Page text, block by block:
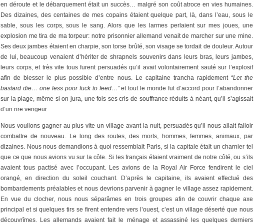
en déroute et le débarquement était un succès… malgré son coût atroce en vies humaines.
Des dizaines, des centaines de mes copains étaient quelque part, là, dans l’eau, sous le
sable, sous les corps, sous le sang. Alors que les larmes perlaient sur mes joues, une
explosion me tira de ma torpeur: notre prisonnier allemand venait de marcher sur une mine.
Ses deux jambes étaient en charpie, son torse brûlé, son visage se tordait de douleur. Autour
de lui, beaucoup venaient d’hériter de shrapnels souvenirs dans leurs bras, leurs jambes,
leurs corps, et très vite tous furent persuadés qu’il avait volontairement sauté sur l’explosif
afin de blesser le plus possible d’entre nous. Le capitaine trancha rapidement “Let the
bastard die… one less poor fuck to feed…”et tout le monde fut d’accord pour l’abandonner
sur la plage, même si on jura, une fois ses cris de souffrance réduits à néant, qu’il s’agissait
d’un rire vengeur.
Nous voulions gagner au plus vite un village avant la nuit, persuadés qu’il nous allait falloir
combattre de nouveau. Le long des routes, des morts, hommes, femmes, animaux, par
dizaines. Nous nous demandions à quoi ressemblait Paris, si la capitale était un charnier tel
que ce que nous avions vu sur la côte. Si les français étaient vraiment de notre côté, ou s’ils
avaient tous pactisé avec l’occupant. Les avions de la Royal Air Force fendirent le ciel
orangé, en direction du soleil couchant. D’après le capitaine, ils avaient effectué des
bombardements préalables et nous devrions parvenir à gagner le village assez rapidement.
En vue du clocher, nous nous séparâmes en trois groupes afin de couvrir chaque axe
principal et si quelques tirs se firent entendre vers l’ouest, c’est un village déserté que nous
découvrîmes. Les allemands avaient fait le ménage et assassiné les quelques derniers